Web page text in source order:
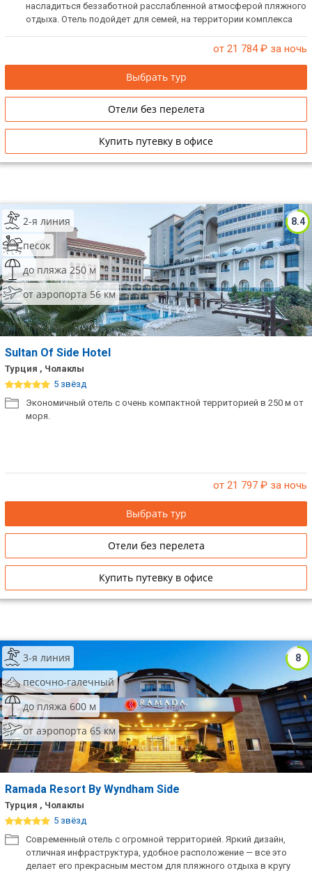
насладиться беззаботной расслабленной атмосферой пляжного
отдыха. Отель подойдет для семей, на территории комплекса
Элегантные номера оформлены в классическом стиле.
от 21 784₽ за ночь
Выбрать тур
Отели без перелета
Купить путевку в офисе
8.4
2-я линия
песок
до пляжа 250 м
от аэропорта 56 км
Sultan Of Side Hotel
Турция , Чолаклы
5 звёзд
Экономичный отель с очень компактной территорией в 250 м от
моря.
от 21 797 ₽ за ночь
Выбрать тур
Отели без перелета
Купить путевку в офисе
8
3-я линия
песочно-галечный
до пляжа 600 м
от аэропорта 65 км
Ramada Resort By Wyndham Side
Турция , Чолаклы
5 звёзд
Современный отель с огромной территорией. Яркий дизайн,
отличная инфраструктура, удобное расположение — все это
делает его прекрасным местом для пляжного отдыха в кругу